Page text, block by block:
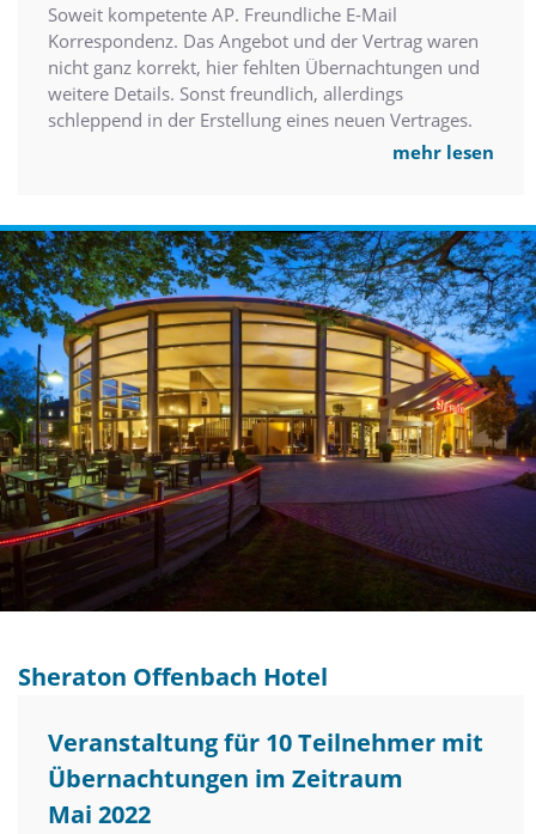
Soweit kompetente AP. Freundliche E-Mail
Korrespondenz. Das Angebot und der Vertrag waren
nicht ganz korrekt, hier fehlten Übernachtungen und
weitere Details. Sonst freundlich, allerdings
schleppend in der Erstellung eines neuen Vertrages.
mehr lesen
Sheraton Offenbach Hotel
Veranstaltung für 10 Teilnehmer mit
Übernachtungen im Zeitraum
Mai 2022